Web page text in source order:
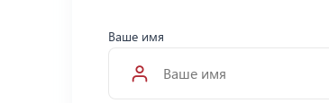
Ваше имя